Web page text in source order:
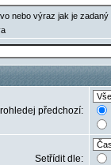
nebo výraz jak je zadaný
předchozí:
Setřídit dle: